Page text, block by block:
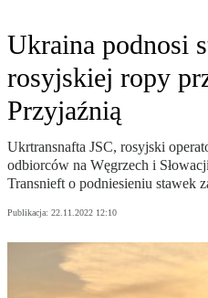
Ukraina podnosi
rosyjskiej ropy
Przyjaźnią
Ukrtransnafta JSC, rosyjski
odbiorców na Węgrzech i
Transnieft o podniesieniu stawek
Publikacja: 22.11.2022 12:10